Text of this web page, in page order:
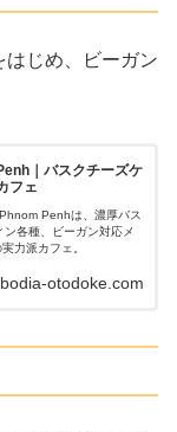
はじめ、ビーガン
｜バスクチーズケ
フェ
Penhは、濃厚バス
各種、ビーガン対応メ
力派カフェ。
otodoke.com